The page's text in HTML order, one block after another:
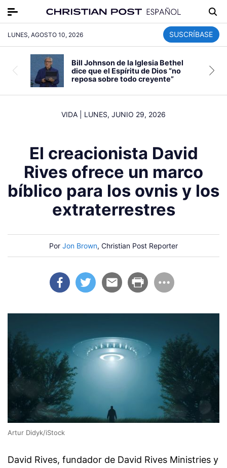
LUNES, AGOSTO 10, 2026 SUSCRÍBASE
Bill Johnson de la Iglesia Bethel
dice que el Espíritu de Dios “no
reposa sobre todo creyente”
VIDA LUNES, JUNIO 29, 2026
El creacionista David
Rives ofrece un marco
bíblico para los ovnis y los
extraterrestres
Por Jon Brown, Christian Post Reporter
Artur Didyk/iStock
David Rives, fundador de David Rives Ministries y